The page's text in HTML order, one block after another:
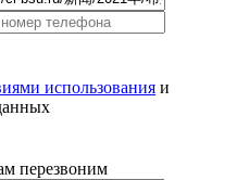
использования и
перезвоним